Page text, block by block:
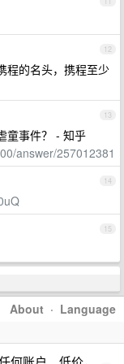
12
程的名头，携程至少
13
童事件？ - 知乎
answer/257012381
14
15
About · Language